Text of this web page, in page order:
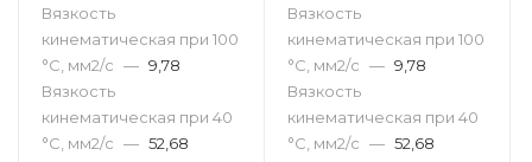
Вязкость
кинематическая при 100
°С, мм2/с — 9,78
Вязкость
кинематическая при 40
°С, мм2/с — 52,68
Вязкость
кинематическая при 100
°С, мм2/с — 9,78
Вязкость
кинематическая при 40
°С, мм2/с — 52,68